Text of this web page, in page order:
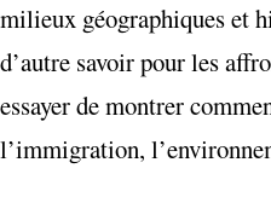
milieux géographiques et
d’autre savoir pour les
essayer de montrer
l’immigration,